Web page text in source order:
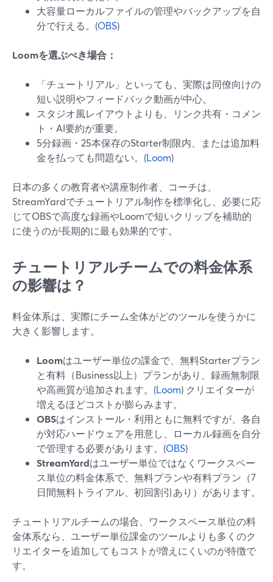
大容量ローカルファイルの管理やバックアップを自
分で行える。(OBS)
Loomを選ぶべき場合：
「チュートリアル」といっても、実際は同僚向けの
短い説明やフィードバック動画が中心。
スタジオ風レイアウトよりも、リンク共有・コメン
ト・AI要約が重要。
5分録画・25本保存のStarter制限内、または追加料
金を払っても問題ない。(Loom)
日本の多くの教育者や講座制作者、コーチは、
StreamYardでチュートリアル制作を標準化し、必要に応
じてOBSで高度な録画やLoomで短いクリップを補助的
に使うのが長期的に最も効果的です。
チュートリアルチームでの料金体系
の影響は？
料金体系は、実際にチーム全体がどのツールを使うかに
大きく影響します。
Loomはユーザー単位の課金で、無料Starterプラン
と有料（Business以上）プランがあり、録画無制限
や高画質が追加されます。(Loom) クリエイターが
増えるほどコストが膨らみます。
OBSはインストール・利用ともに無料ですが、各自
が対応ハードウェアを用意し、ローカル録画を自分
で管理する必要があります。(OBS)
StreamYardはユーザー単位ではなくワークスペー
ス単位の料金体系で、無料プランや有料プラン（7
日間無料トライアル、初回割引あり）があります。
チュートリアルチームの場合、ワークスペース単位の料
金体系なら、ユーザー単位課金のツールよりも多くのク
リエイターを追加してもコストが増えにくいのが特徴で
す。